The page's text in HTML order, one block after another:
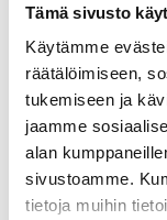
Tämä sivusto
Käytämme
räätälöimiseen,
tukemiseen ja
jaamme
alan
sivustoamme.
tietoja muihin
UX 36 50 kV on
korkeajännitetesteri
ovat helposti
manuaalisesti